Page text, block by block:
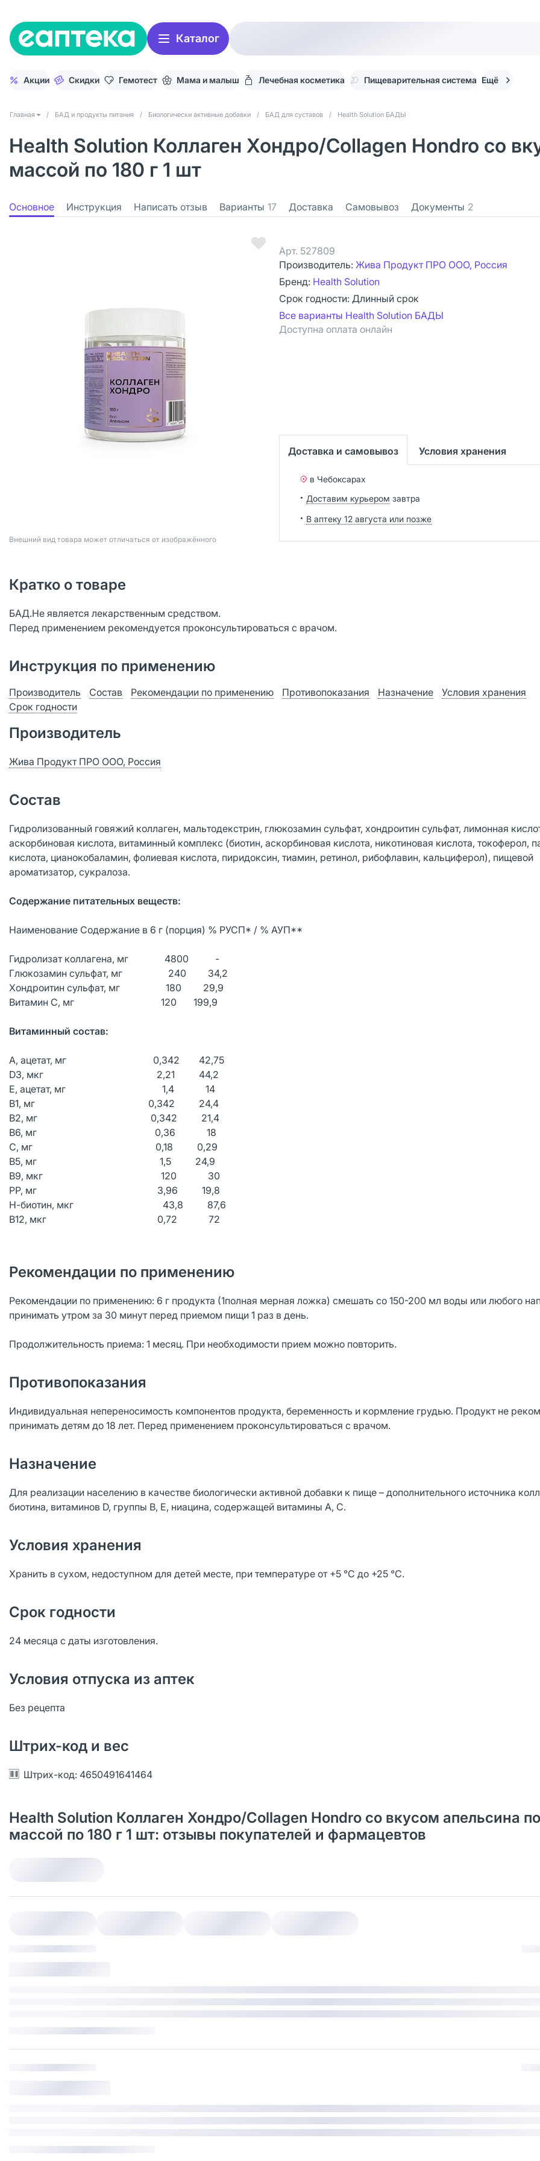
Каталог
Акции Скидки Гемотест Мама и малыш Лечебная косметика Пищеварительная система Ещё
Главная / БАД и продукты питания / Биологически активные добавки / БАД для суставов / Health Solution БАДЫ
Health Solution Коллаген Хондро/Сollagen Hondro со
массой по 180 г 1 шт
Основное Инструкция Написать отзыв Варианты 17 Доставка Самовывоз Документы 2
Bнешний вид товара может отличаться от изображённого
Арт. 527809
Производитель: Жива Продукт ПРО ООО, Россия
Бренд: Health Solution
Срок годности: Длинный срок
Все варианты Health Solution БАДЫ
Доступна оплата онлайн
Доставка и самовывоз Условия хранения
в Чебоксарах
Доставим курьером завтра
В аптеку 12 августа или позже
Кратко о товаре
БАД.Не является лекарственным средством.
Перед применением рекомендуется проконсультироваться с врачом.
Инструкция по применению
Производитель Состав Рекомендации по применению Противопоказания Назначение
Условия хранения
Срок годности
Производитель
Жива Продукт ПРО ООО, Россия
Состав
Гидролизованный говяжий коллаген, мальтодекстрин, глюкозамин сульфат, хондроитин сульфат, лимонная
аскорбиновая кислота, витаминный комплекс (биотин, аскорбиновая кислота, никотиновая кислота, токоферол,
кислота, цианокобаламин, фолиевая кислота, пиридоксин, тиамин, ретинол, рибофлавин, кальциферол), пищевой
ароматизатор, сукралоза.
Содержание питательных веществ:
Наименование Содержание в 6 г (порция) % РУСП* / % АУП**
Гидролизат коллагена, мг 4800 -
Глюкозамин сульфат, мг 240 34,2
Хондроитин сульфат, мг 180 29,9
Витамин С, мг 120 199,9
Витаминный состав:
А, ацетат, мг 0,342 42,75
D3, мкг 2,21 44,2
Е, ацетат, мг 1,4 14
В1, мг 0,342 24,4
В2, мг 0,342 21,4
В6, мг 0,36 18
С, мг 0,18 0,29
В5, мг 1,5 24,9
В9, мкг 120 30
РР, мг 3,96 19,8
Н-биотин, мкг 43,8 87,6
В12, мкг 0,72 72
Рекомендации по применению
Рекомендации по применению: 6 г продукта (1полная мерная ложка) смешать со 150-200 мл воды или любого
принимать утром за 30 минут перед приемом пищи 1 раз в день.
Продолжительность приема: 1 месяц. При необходимости прием можно повторить.
Противопоказания
Индивидуальная непереносимость компонентов продукта, беременность и кормление грудью. Продукт не
принимать детям до 18 лет. Перед применением проконсультироваться с врачом.
Назначение
Для реализации населению в качестве биологически активной добавки к пище – дополнительного источника
биотина, витаминов D, группы В, Е, ниацина, содержащей витамины А, С.
Условия хранения
Хранить в сухом, недоступном для детей месте, при температуре от +5 °С до +25 °С.
Срок годности
24 месяца с даты изготовления.
Условия отпуска из аптек
Без рецепта
Штрих-код и вес
Штрих-код: 4650491641464
Health Solution Коллаген Хондро/Сollagen Hondro со вкусом апельсина
массой по 180 г 1 шт: отзывы покупателей и фармацевтов